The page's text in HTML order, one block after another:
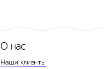
О нас
Наши клиенты